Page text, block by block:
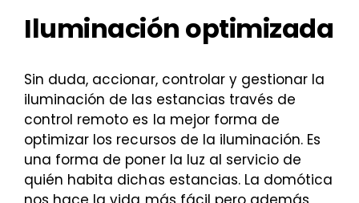
Iluminación optimizada
Sin duda, accionar, controlar y gestionar la
iluminación de las estancias través de
control remoto es la mejor forma de
optimizar los recursos de la iluminación. Es
una forma de poner la luz al servicio de
quién habita dichas estancias. La domótica